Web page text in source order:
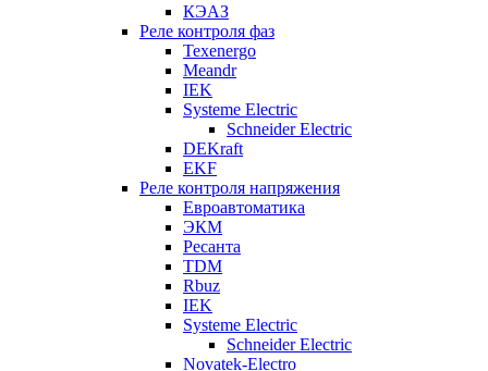
КЭАЗ
Реле контроля фаз
Texenergo
Meandr
IEK
Systeme Electric
Schneider Electric
DEKraft
EKF
Реле контроля напряжения
Евроавтоматика
ЭКМ
Ресанта
TDM
Rbuz
IEK
Systeme Electric
Schneider Electric
Novatek-Electro